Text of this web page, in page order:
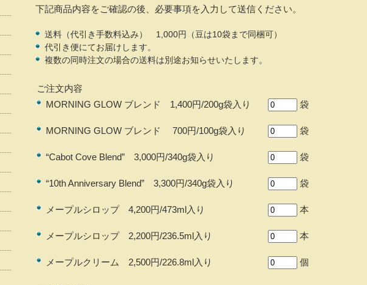
下記商品内容をご確認の後、必要事項を入力して送信ください。
送料（代引き手数料込み） 1,000円（豆は10袋まで同梱可）
代引き便にてお届けします。
複数の同時注文の場合の送料は別途お知らせいたします。
ご注文内容
MORNING GLOW ブレンド 1,400円/200g袋入り
MORNING GLOW ブレンド 700円/100g袋入り
“Cabot Cove Blend” 3,000円/340g袋入り
“10th Anniversary Blend” 3,300円/340g袋入り
メープルシロップ 4,200円/473ml入り
メープルシロップ 2,200円/236.5ml入り
メープルクリーム 2,500円/226.8ml入り
袋
袋
袋
袋
本
本
個